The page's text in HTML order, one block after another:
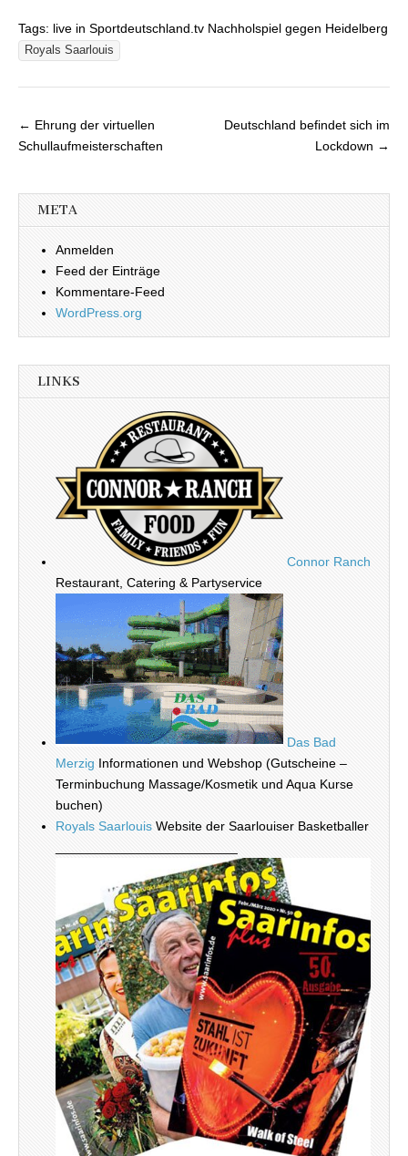
Tags: live in Sportdeutschland.tv Nachholspiel gegen Heidelberg
Royals Saarlouis
Beitragsnavigation
← Ehrung der virtuellen
Schullaufmeisterschaften
Deutschland befindet sich im
Lockdown →
META
Anmelden
Feed der Einträge
Kommentare-Feed
WordPress.org
LINKS
Connor Ranch
Restaurant, Catering & Partyservice
Das Bad
Merzig Informationen und Webshop (Gutscheine –
Terminbuchung Massage/Kosmetik und Aqua Kurse
buchen)
Royals Saarlouis Website der Saarlouiser Basketballer